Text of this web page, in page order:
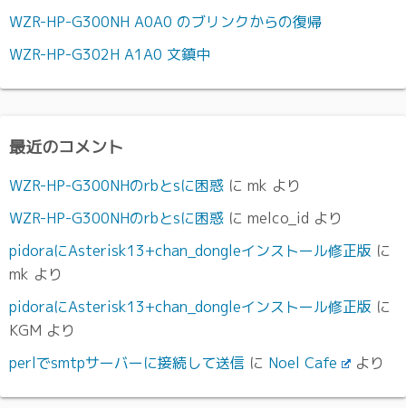
WZR-HP-G300NH A0A0 のブリンクからの復帰
WZR-HP-G302H A1A0 文鎮中
最近のコメント
WZR-HP-G300NHのrbとsに困惑 に mk より
WZR-HP-G300NHのrbとsに困惑 に melco_id より
pidoraにAsterisk13+chan_dongleインストール修正版 に
mk より
pidoraにAsterisk13+chan_dongleインストール修正版 に
KGM より
perlでsmtpサーバーに接続して送信 に Noel Cafe より